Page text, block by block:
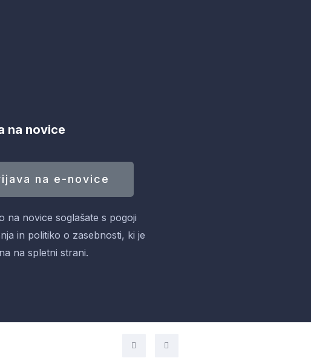
na novice
na e-novice
na novice soglašate s pogoji
in politiko o zasebnosti, ki je
na spletni strani.